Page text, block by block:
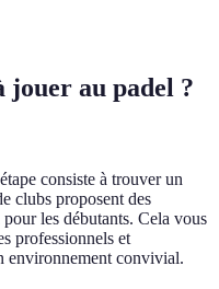
jouer au padel ?
consiste à trouver un
clubs proposent des
les débutants. Cela vous
professionnels et
environnement convivial.